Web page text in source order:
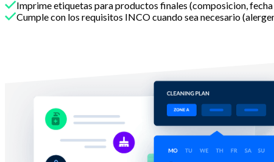
Imprime etiquetas para productos finales (composicion,
Cumple con los requisitos INCO cuando sea necesario